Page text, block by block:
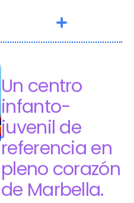
Un centro
infanto-
juvenil de
referencia en
pleno corazón
de Marbella.